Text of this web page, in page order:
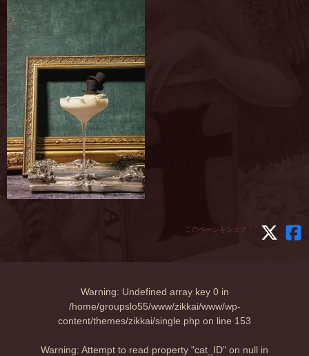
このページをシェア：
Warning: Undefined array key 0 in
/home/groupslo55/www/zikkai/www/wp-
content/themes/zikkai/single.php on line 153
Warning: Attempt to read property "cat_ID" on null in